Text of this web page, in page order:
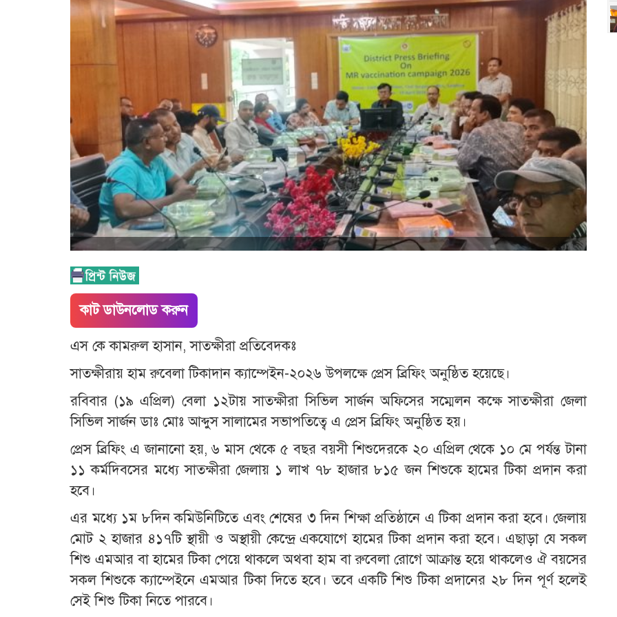
কাট ডাউনলোড করুন
এস কে কামরুল হাসান, সাতক্ষীরা প্রতিবেদকঃ
সাতক্ষীরায় হাম রুবেলা টিকাদান ক্যাম্পেইন-২০২৬ উপলক্ষে প্রেস ব্রিফিং অনুষ্ঠিত হয়েছে।
রবিবার (১৯ এপ্রিল) বেলা ১২টায় সাতক্ষীরা সিভিল সার্জন অফিসের সম্মেলন কক্ষে সাতক্ষীরা জেলা
সিভিল সার্জন ডাঃ মোঃ আব্দুস সালামের সভাপতিত্বে এ প্রেস ব্রিফিং অনুষ্ঠিত হয়।
প্রেস ব্রিফিং এ জানানো হয়, ৬ মাস থেকে ৫ বছর বয়সী শিশুদেরকে ২০ এপ্রিল থেকে ১০ মে পর্যন্ত টানা
১১ কর্মদিবসের মধ্যে সাতক্ষীরা জেলায় ১ লাখ ৭৮ হাজার ৮১৫ জন শিশুকে হামের টিকা প্রদান করা
হবে।
এর মধ্যে ১ম ৮দিন কমিউনিটিতে এবং শেষের ৩ দিন শিক্ষা প্রতিষ্ঠানে এ টিকা প্রদান করা হবে। জেলায়
মোট ২ হাজার ৪১৭টি স্থায়ী ও অস্থায়ী কেন্দ্রে একযোগে হামের টিকা প্রদান করা হবে। এছাড়া যে সকল
শিশু এমআর বা হামের টিকা পেয়ে থাকলে অথবা হাম বা রুবেলা রোগে আক্রান্ত হয়ে থাকলেও ঐ বয়সের
সকল শিশুকে ক্যাম্পেইনে এমআর টিকা দিতে হবে। তবে একটি শিশু টিকা প্রদানের ২৮ দিন পূর্ণ হলেই
সেই শিশু টিকা নিতে পারবে।